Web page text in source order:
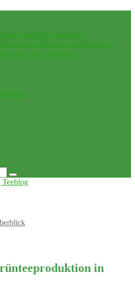
angeblich ungesund?
besten Rezepte zum Kochen...
aus den Achtzigern
in